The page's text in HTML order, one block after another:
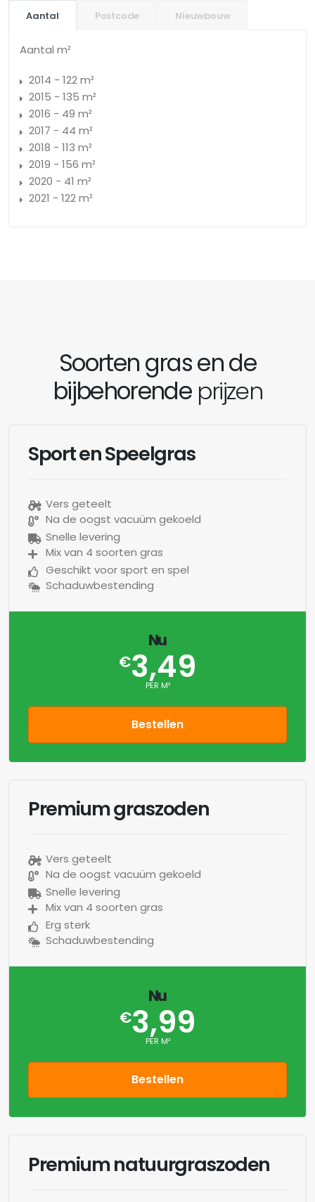
Aantal Postcode Nieuwbouw
Aantal m²
2014 - 122 m²
2015 - 135 m²
2016 - 49 m²
2017 - 44 m²
2018 - 113 m²
2019 - 156 m²
2020 - 41 m²
2021 - 122 m²
Soorten gras en de
bijbehorendeprijzen
Sport en Speelgras
Vers geteelt
Na de oogst vacuüm gekoeld
Snelle levering
Mix van 4 soorten gras
Geschikt voor sport en spel
Schaduwbestending
Nu
€3,49
PER M²
Bestellen
Premium graszoden
Vers geteelt
Na de oogst vacuüm gekoeld
Snelle levering
Mix van 4 soorten gras
Erg sterk
Schaduwbestending
Nu
€3,99
PER M²
Bestellen
Premium natuurgraszoden